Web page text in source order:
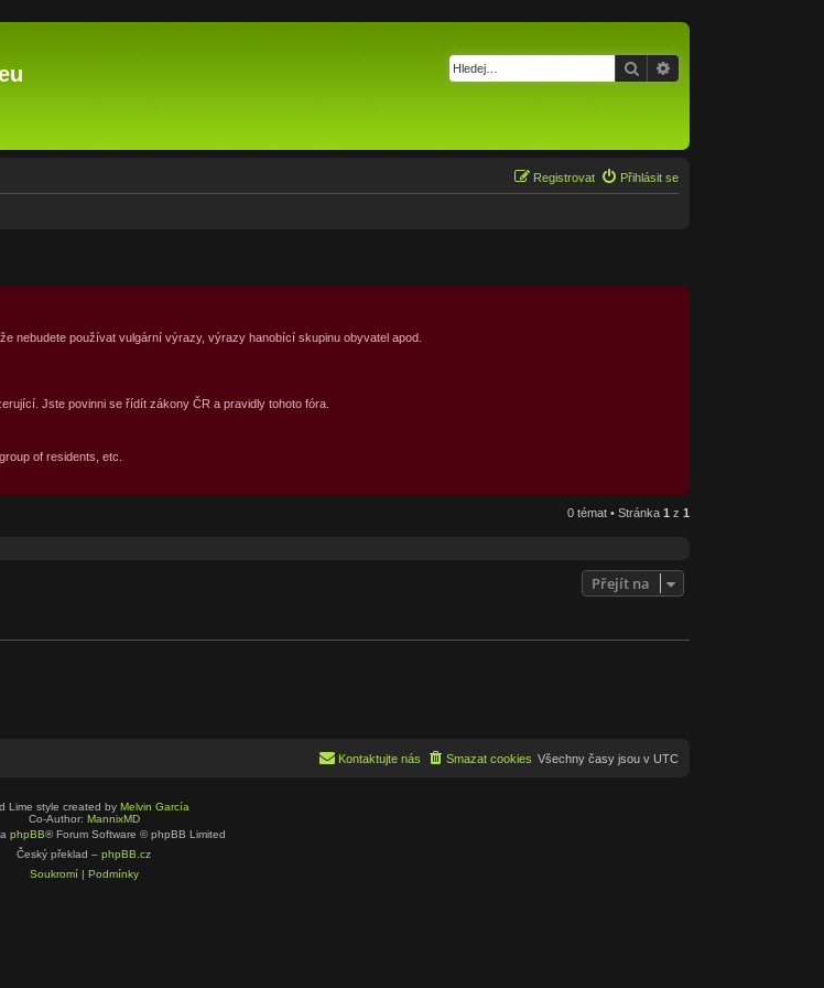
Hledat
Přihlásit se
Registrovat
nebudete používat vulgární výrazy, výrazy hanobící skupinu obyvatel apod.
Jste povinni se řídít zákony ČR a pravidly tohoto fóra.
of residents, etc.
0 témat • Stránka 1 z 1
Přejít na
Všechny časy jsou v UTC
Smazat cookies
Kontaktujte nás
Lime style created by Melvin García
Co-Author: MannixMD
phpBB® Forum Software © phpBB Limited
Český překlad – phpBB.cz
Soukromí| Podmínky